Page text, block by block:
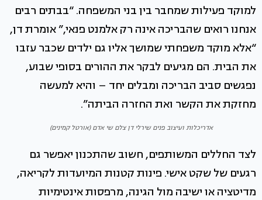
למוקד פעילות שמחבר בין בני המשפחה. “בבתים רבים
אנחנו רואים שהבריכה אינה רק אלמנט פנאי,” אומרת דן,
“אלא מוקד משפחתי שמושך אליו גם ילדים שכבר עזבו
את הבית. הם מגיעים לבקר את ההורים בסופי שבוע,
נפגשים סביב הבריכה ומבלים יחד – והיא למעשה
מחזקת את הקשר ואת החזרה הביתה”.
אדריכלות ועיצוב פנים שירלי דן צלם שי אדם (אורטל קמינים)
לצד החללים המשותפים, חשוב שהתכנון יאפשר גם
רגעים של שקט אישי. פינות קטנות המיועדות לקריאה,
מדיטציה או ישיבה מול הגינה, מרפסות אינטימיות